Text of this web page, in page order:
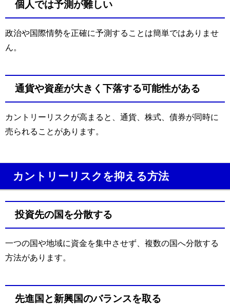
個人では予測が難しい
政治や国際情勢を正確に予測することは簡単ではありませ
ん。
通貨や資産が大きく下落する可能性がある
カントリーリスクが高まると、通貨、株式、債券が同時に
売られることがあります。
カントリーリスクを抑える方法
投資先の国を分散する
一つの国や地域に資金を集中させず、複数の国へ分散する
方法があります。
先進国と新興国のバランスを取る